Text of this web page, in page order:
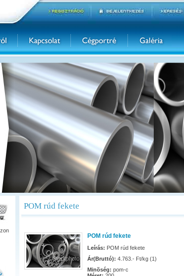
POM rúd fekete
POM rúd fekete
Leírás: POM rúd fekete
Ár(Bruttó): 4.763.- Ft/kg (1)
Minõség: pom-c